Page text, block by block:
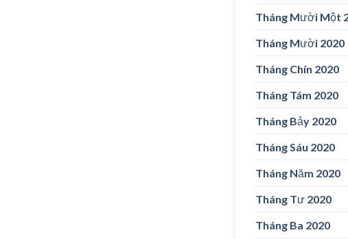
Tháng Mười Một
Tháng Mười 2020
Tháng Chín 2020
Tháng Tám 2020
Tháng Bảy 2020
Tháng Sáu 2020
Tháng Năm 2020
Tháng Tư 2020
Tháng Ba 2020